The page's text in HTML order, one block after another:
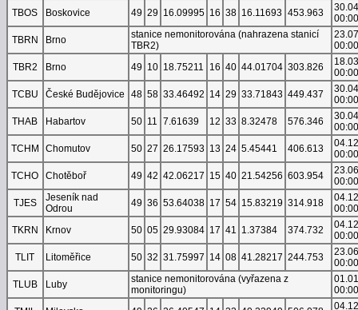
TBOS
Boskovice 49 29 16.09995 16 38 16.11693 453.963
00:00
TBRN
Brno
stanice nemonitorována (nahrazena stanicí
TBR2)
00:00
TBR2
Brno 49 10 18.75211 16 40 44.01704 303.826
00:00
TCBU
České Budějovice 48 58 33.46492 14 29 33.71843 449.437
00:00
THAB
Habartov 50 11 7.61639 12 33 8.32478 576.346
00:00
TCHM
Chomutov 50 27 26.17593 13 24 5.45441 406.613
00:00
TCHO
Chotěboř 49 42 42.06217 15 40 21.54256 603.954
00:00
TJES
Jeseník nad
Odrou
49 36 53.64038 17 54 15.83219 314.918
00:00
TKRN
Krnov 50 05 29.93084 17 41 1.37384 374.732
00:00
TLIT
Litoměřice 50 32 31.75997 14 08 41.28217 244.753
00:00
TLUB
Luby
stanice nemonitorována (vyřazena z
monitoringu)
00:00